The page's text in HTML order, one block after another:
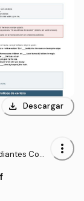
download Descargar
Com
more_vert